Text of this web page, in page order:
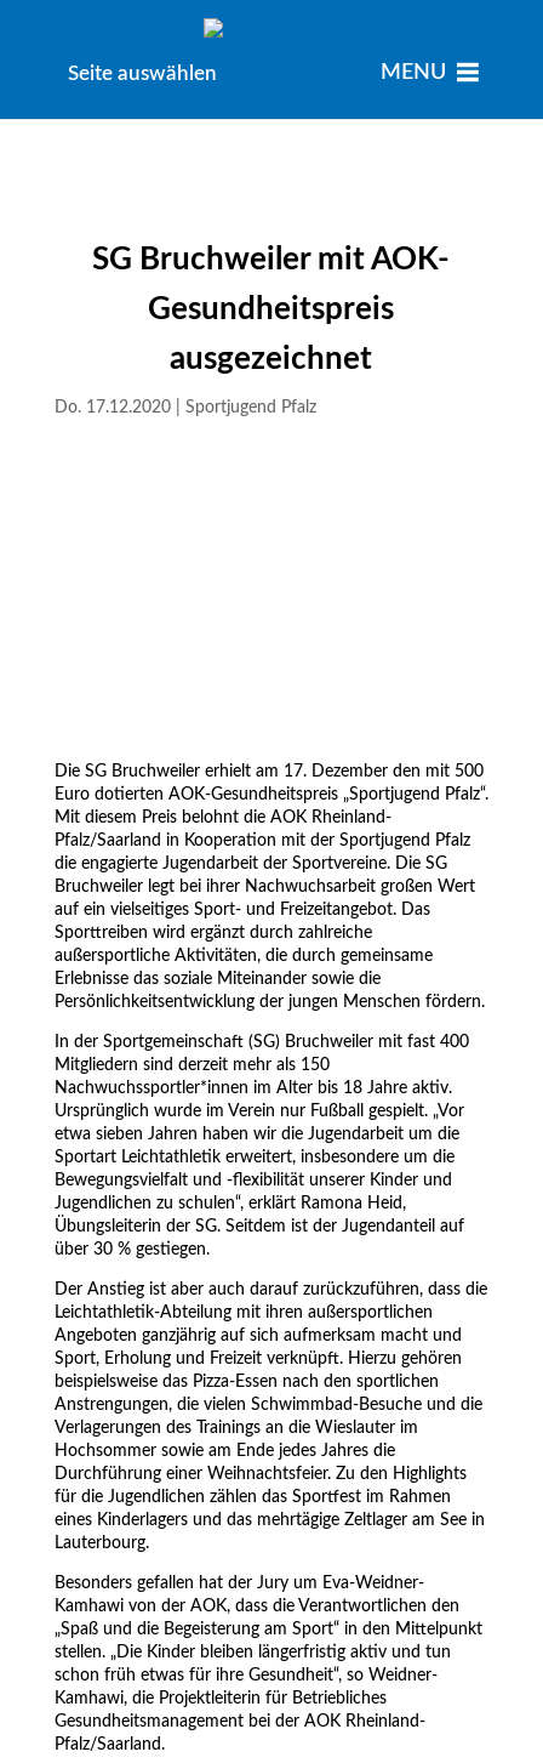
Seite auswählen MENU
SG Bruchweiler mit AOK-
Gesundheitspreis
ausgezeichnet
Do. 17.12.2020| Sportjugend Pfalz
Die SG Bruchweiler erhielt am 17. Dezember den mit 500
Euro dotierten AOK-Gesundheitspreis „Sportjugend Pfalz“.
Mit diesem Preis belohnt die AOK Rheinland-
Pfalz/Saarland in Kooperation mit der Sportjugend Pfalz
die engagierte Jugendarbeit der Sportvereine. Die SG
Bruchweiler legt bei ihrer Nachwuchsarbeit großen Wert
auf ein vielseitiges Sport- und Freizeitangebot. Das
Sporttreiben wird ergänzt durch zahlreiche
außersportliche Aktivitäten, die durch gemeinsame
Erlebnisse das soziale Miteinander sowie die
Persönlichkeitsentwicklung der jungen Menschen fördern.
In der Sportgemeinschaft (SG) Bruchweiler mit fast 400
Mitgliedern sind derzeit mehr als 150
Nachwuchssportler*innen im Alter bis 18 Jahre aktiv.
Ursprünglich wurde im Verein nur Fußball gespielt. „Vor
etwa sieben Jahren haben wir die Jugendarbeit um die
Sportart Leichtathletik erweitert, insbesondere um die
Bewegungsvielfalt und -flexibilität unserer Kinder und
Jugendlichen zu schulen“, erklärt Ramona Heid,
Übungsleiterin der SG. Seitdem ist der Jugendanteil auf
über 30 % gestiegen.
Der Anstieg ist aber auch darauf zurückzuführen, dass die
Leichtathletik-Abteilung mit ihren außersportlichen
Angeboten ganzjährig auf sich aufmerksam macht und
Sport, Erholung und Freizeit verknüpft. Hierzu gehören
beispielsweise das Pizza-Essen nach den sportlichen
Anstrengungen, die vielen Schwimmbad-Besuche und die
Verlagerungen des Trainings an die Wieslauter im
Hochsommer sowie am Ende jedes Jahres die
Durchführung einer Weihnachtsfeier. Zu den Highlights
für die Jugendlichen zählen das Sportfest im Rahmen
eines Kinderlagers und das mehrtägige Zeltlager am See in
Lauterbourg.
Besonders gefallen hat der Jury um Eva-Weidner-
Kamhawi von der AOK, dass die Verantwortlichen den
„Spaß und die Begeisterung am Sport“ in den Mittelpunkt
stellen. „Die Kinder bleiben längerfristig aktiv und tun
schon früh etwas für ihre Gesundheit“, so Weidner-
Kamhawi, die Projektleiterin für Betriebliches
Gesundheitsmanagement bei der AOK Rheinland-
Pfalz/Saarland.